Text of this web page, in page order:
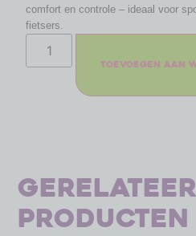
comfort en controle – ideaal voor
fietsers.
Toevoegen aan
producten